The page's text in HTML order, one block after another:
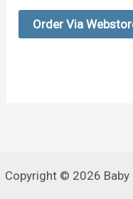
Order Via
Copyright © 2026 Baby